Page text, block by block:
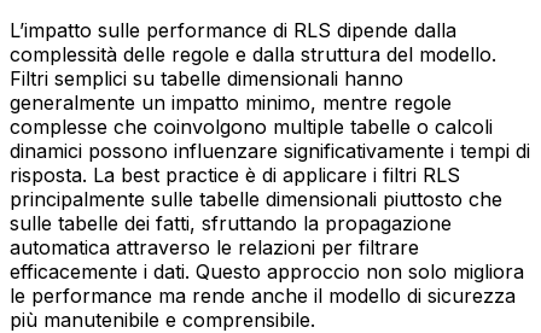
L’impatto sulle performance di RLS dipende dalla
complessità delle regole e dalla struttura del modello.
Filtri semplici su tabelle dimensionali hanno
generalmente un impatto minimo, mentre regole
complesse che coinvolgono multiple tabelle o calcoli
dinamici possono influenzare significativamente i tempi di
risposta. La best practice è di applicare i filtri RLS
principalmente sulle tabelle dimensionali piuttosto che
sulle tabelle dei fatti, sfruttando la propagazione
automatica attraverso le relazioni per filtrare
efficacemente i dati. Questo approccio non solo migliora
le performance ma rende anche il modello di sicurezza
più manutenibile e comprensibile.